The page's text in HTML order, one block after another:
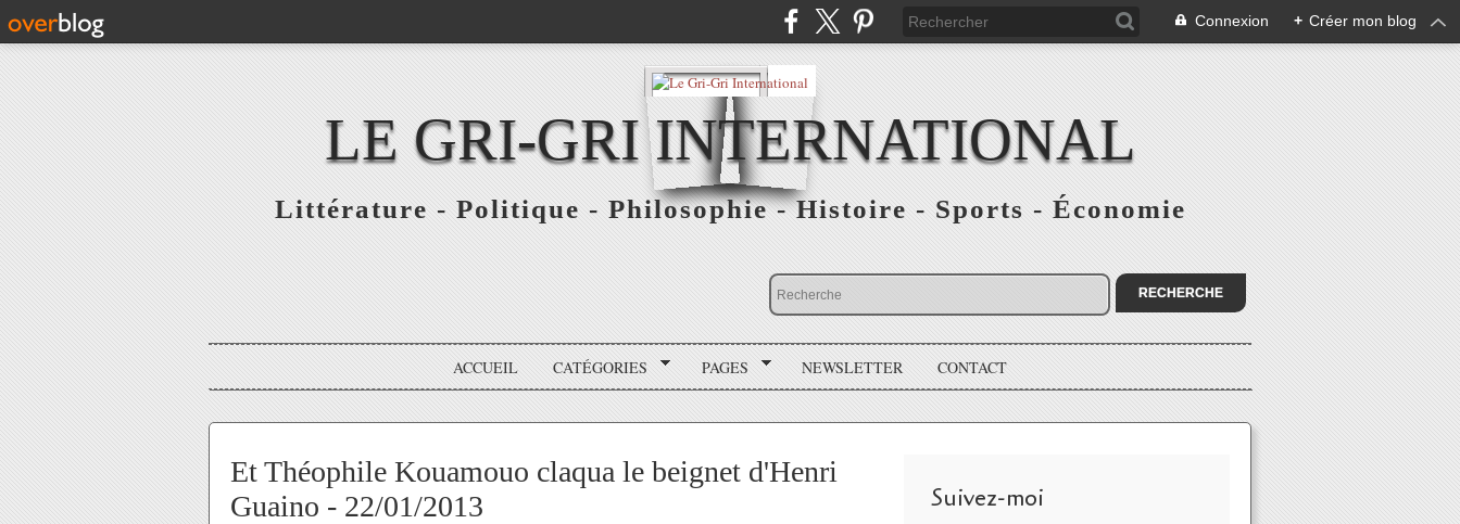
Connexion + Créer mon blog
LE GRI-GRI INTERNATIONAL
Littérature - Politique - Philosophie - Histoire - Sports - Économie
ACCUEIL CATÉGORIES PAGES NEWSLETTER CONTACT
Et Théophile Kouamouo claqua le beignet d'Henri
Guaino - 22/01/2013
Suivez-moi